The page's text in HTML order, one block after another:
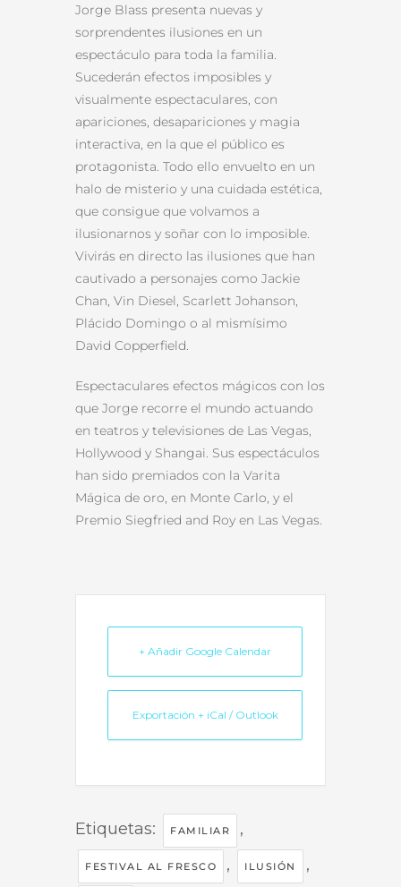
Jorge Blass presenta nuevas y
sorprendentes ilusiones en un
espectáculo para toda la familia.
Sucederán efectos imposibles y
visualmente espectaculares, con
apariciones, desapariciones y magia
interactiva, en la que el público es
protagonista. Todo ello envuelto en un
halo de misterio y una cuidada estética,
que consigue que volvamos a
ilusionarnos y soñar con lo imposible.
Vivirás en directo las ilusiones que han
cautivado a personajes como Jackie
Chan, Vin Diesel, Scarlett Johanson,
Plácido Domingo o al mismísimo
David Copperfield.
Espectaculares efectos mágicos con los
que Jorge recorre el mundo actuando
en teatros y televisiones de Las Vegas,
Hollywood y Shangai. Sus espectáculos
han sido premiados con la Varita
Mágica de oro, en Monte Carlo, y el
Premio Siegfried and Roy en Las Vegas.
+ Añadir Google Calendar
Exportación + iCal / Outlook
Etiquetas: FAMILIAR ,
FESTIVAL AL FRESCO , ILUSIÓN ,